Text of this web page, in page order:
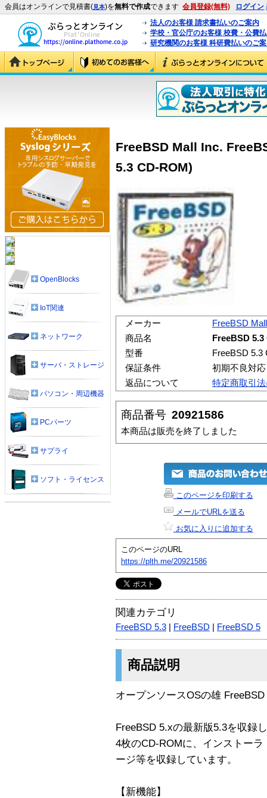
会員はオンラインで見積書(見本)を無料で作成できます 会員登録(無料) ログイン
法人のお客様 請求書払いのご案内
学校・官公庁のお客様 校費・公費
研究機関のお客様 科研費払いのご
FreeBSD Mall Inc.
5.3 CD-ROM)
メーカー
FreeBSD
商品名
FreeBSD
型番
FreeBSD 5.3
保証条件
初期不良対
返品について
特定商取引
商品番号 20921586
本商品は販売を終了しました
このページを印刷する
メールでURLを送る
お気に入りに追加する
このページのURL
https://plth.me/20921586
関連カテゴリ
FreeBSD 5.3 FreeBSD FreeBSD 5
商品説明
オープンソースOSの雄
FreeBSD 5.xの最新版5.3を収録
4枚のCD-ROMに、インストー
ージ等を収録しています。
【新機能】
OpenBlocks
IoT関連
ネットワーク
サーバ・ストレージ
パソコン・周辺機器
PCパーツ
サプライ
ソフト・ライセンス